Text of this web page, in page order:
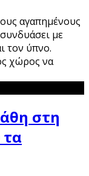
αγαπημένους
με
τον ύπνο.
χώρος να
στη